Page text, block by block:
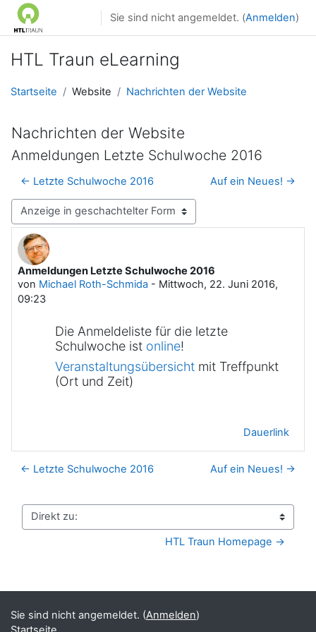
Zum Hauptinhalt
Sie sind nicht angemeldet. (Anmelden)
HTL Traun eLearning
Startseite Website Nachrichten der Website
Nachrichten der Website
Anmeldungen Letzte Schulwoche 2016
← Letzte Schulwoche 2016 Auf ein Neues! →
Anzeigemodus
Anmeldungen Letzte Schulwoche 2016
von Michael Roth-Schmida - Mittwoch, 22. Juni 2016,
09:23
Anzahl Antworten: 0
Die Anmeldeliste für die letzte
Schulwoche ist online!
Veranstaltungsübersicht mit Treffpunkt
(Ort und Zeit)
Dauerlink
← Letzte Schulwoche 2016 Auf ein Neues! →
Direkt zu:
HTL Traun Homepage →
Sie sind nicht angemeldet. (Anmelden)